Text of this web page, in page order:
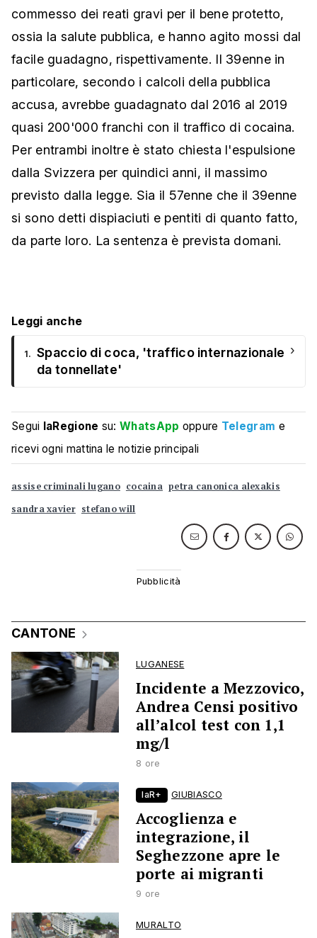
commesso dei reati gravi per il bene protetto,
ossia la salute pubblica, e hanno agito mossi dal
facile guadagno, rispettivamente. Il 39enne in
particolare, secondo i calcoli della pubblica
accusa, avrebbe guadagnato dal 2016 al 2019
quasi 200'000 franchi con il traffico di cocaina.
Per entrambi inoltre è stato chiesta l'espulsione
dalla Svizzera per quindici anni, il massimo
previsto dalla legge. Sia il 57enne che il 39enne
si sono detti dispiaciuti e pentiti di quanto fatto,
da parte loro. La sentenza è prevista domani.
Leggi anche
1. Spaccio di coca, 'traffico internazionale
da tonnellate'
›
Segui laRegione su:WhatsApp oppure Telegram e
ricevi ogni mattina le notizie principali
assise criminali lugano cocaina petra canonica alexakis
sandra xavier stefano will
CANTONE
LUGANESE
Incidente a Mezzovico,
Andrea Censi positivo
all’alcol test con 1,1
mg/l
8 ore
laR+ GIUBIASCO
Accoglienza e
integrazione, il
Seghezzone apre le
porte ai migranti
9 ore
MURALTO